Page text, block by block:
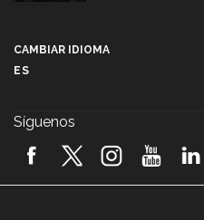
2026! (video)
CAMBIAR IDIOMA
ES
Síguenos